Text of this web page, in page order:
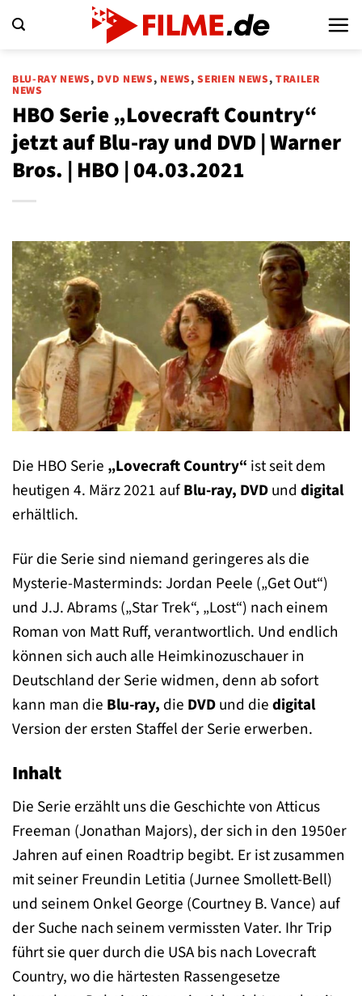
Inhalt
BLU-RAY NEWS, DVD NEWS, NEWS,SERIEN NEWS,TRAILER
NEWS
HBO Serie „Lovecraft Country“
jetzt auf Blu-ray und DVD | Warner
Bros. | HBO | 04.03.2021
Die HBO Serie „Lovecraft Country“ ist seit dem
heutigen 4. März 2021 aufBlu-ray, DVDund digital
erhältlich.
Für die Serie sind niemand geringeres als die
Mysterie-Masterminds: Jordan Peele („Get Out“)
und J.J. Abrams („Star Trek“, „Lost“) nach einem
Roman von Matt Ruff, verantwortlich. Und endlich
können sich auch alle Heimkinozuschauer in
Deutschland der Serie widmen, denn ab sofort
kann man die Blu-ray, die DVDund diedigital
Version der ersten Staffel der Serie erwerben.
Inhalt
Die Serie erzählt uns die Geschichte von Atticus
Freeman (Jonathan Majors), der sich in den 1950er
Jahren auf einen Roadtrip begibt. Er ist zusammen
mit seiner Freundin Letitia (Jurnee Smollett-Bell)
und seinem Onkel George (Courtney B. Vance) auf
der Suche nach seinem vermissten Vater. Ihr Trip
führt sie quer durch die USA bis nach Lovecraft
Country, wo die härtesten Rassengesetze